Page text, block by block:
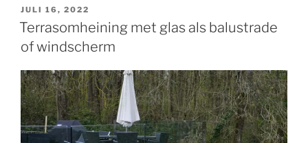
GEPLAATST
OP
JULI 16, 2022
Terrasomheining met glas als balustrade
of windscherm